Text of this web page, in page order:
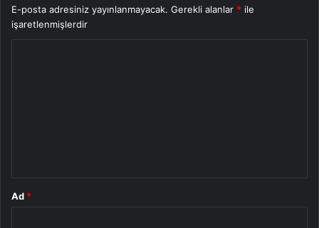
E-posta adresiniz yayınlanmayacak. Gerekli alanlar * ile
işaretlenmişlerdir
Ad *